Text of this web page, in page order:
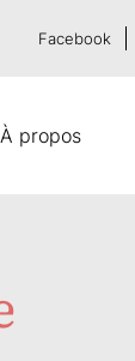
À propos
Facebook